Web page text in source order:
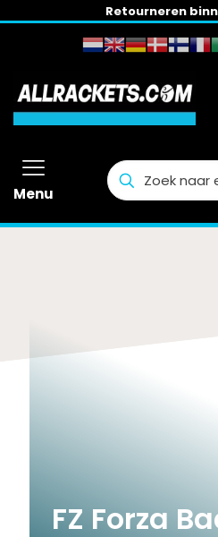
Retourneren
Menu
FZ Forza